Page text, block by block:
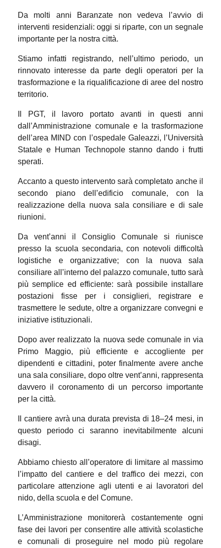
Da molti anni Baranzate non vedeva l’avvio di
interventi residenziali: oggi si riparte, con un segnale
importante per la nostra città.
Stiamo infatti registrando, nell’ultimo periodo, un
rinnovato interesse da parte degli operatori per la
trasformazione e la riqualificazione di aree del nostro
territorio.
Il PGT, il lavoro portato avanti in questi anni
dall’Amministrazione comunale e la trasformazione
dell’area MIND con l’ospedale Galeazzi, l’Università
Statale e Human Technopole stanno dando i frutti
sperati.
Accanto a questo intervento sarà completato anche il
secondo piano dell’edificio comunale, con la
realizzazione della nuova sala consiliare e di sale
riunioni.
Da vent’anni il Consiglio Comunale si riunisce
presso la scuola secondaria, con notevoli difficoltà
logistiche e organizzative; con la nuova sala
consiliare all’interno del palazzo comunale, tutto sarà
più semplice ed efficiente: sarà possibile installare
postazioni fisse per i consiglieri, registrare e
trasmettere le sedute, oltre a organizzare convegni e
iniziative istituzionali.
Dopo aver realizzato la nuova sede comunale in via
Primo Maggio, più efficiente e accogliente per
dipendenti e cittadini, poter finalmente avere anche
una sala consiliare, dopo oltre vent’anni, rappresenta
davvero il coronamento di un percorso importante
per la città.
Il cantiere avrà una durata prevista di 18–24 mesi, in
questo periodo ci saranno inevitabilmente alcuni
disagi.
Abbiamo chiesto all’operatore di limitare al massimo
l’impatto del cantiere e del traffico dei mezzi, con
particolare attenzione agli utenti e ai lavoratori del
nido, della scuola e del Comune.
L’Amministrazione monitorerà costantemente ogni
fase dei lavori per consentire alle attività scolastiche
e comunali di proseguire nel modo più regolare